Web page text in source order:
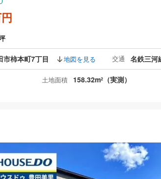
市柿本町7丁目 地図を見る 交通 名鉄三河
土地面積 158.32m2 （実測）